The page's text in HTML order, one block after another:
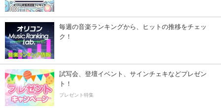
毎週の音楽ランキングから、ヒットの推移をチェッ
ク！
試写会、登壇イベント、サインチェキなどプレゼン
ト！
プレゼント特集